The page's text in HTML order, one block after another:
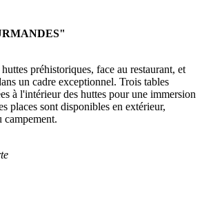
préhistoriques, face au restaurant, et
un cadre exceptionnel. Trois tables
à l'intérieur des huttes pour une immersion
places sont disponibles en extérieur,
campement.